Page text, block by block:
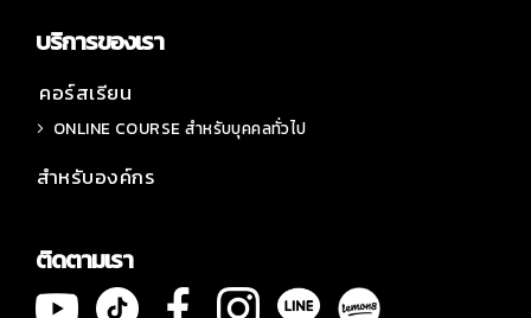
บริการของเรา
คอร์สเรียน
ONLINE COURSE สำหรับบุคคลทั่วไป
สำหรับองค์กร
ติดตามเรา